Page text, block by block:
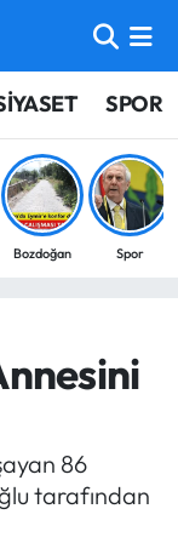
SPOR
Bozdoğan Spor
86
tarafından